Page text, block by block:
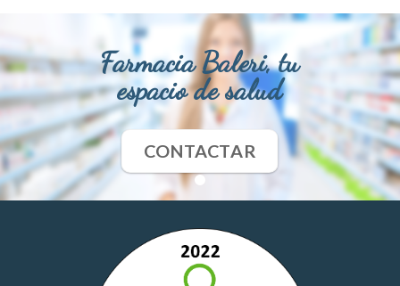
Farmacia Baleri, tu
espacio de salud
CONTACTAR